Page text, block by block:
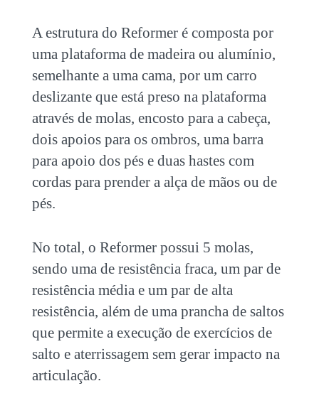
A estrutura do Reformer é composta por
uma plataforma de madeira ou alumínio,
semelhante a uma cama, por um carro
deslizante que está preso na plataforma
através de molas, encosto para a cabeça,
dois apoios para os ombros, uma barra
para apoio dos pés e duas hastes com
cordas para prender a alça de mãos ou de
pés.
No total, o Reformer possui 5 molas,
sendo uma de resistência fraca, um par de
resistência média e um par de alta
resistência, além de uma prancha de saltos
que permite a execução de exercícios de
salto e aterrissagem sem gerar impacto na
articulação.